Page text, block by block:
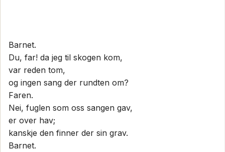
Barnet.
Du, far! da jeg til skogen kom,
var reden tom,
og ingen sang der rundten om?
Faren.
Nei, fuglen som oss sangen gav,
er over hav;
kanskje den finner der sin grav.
Barnet.